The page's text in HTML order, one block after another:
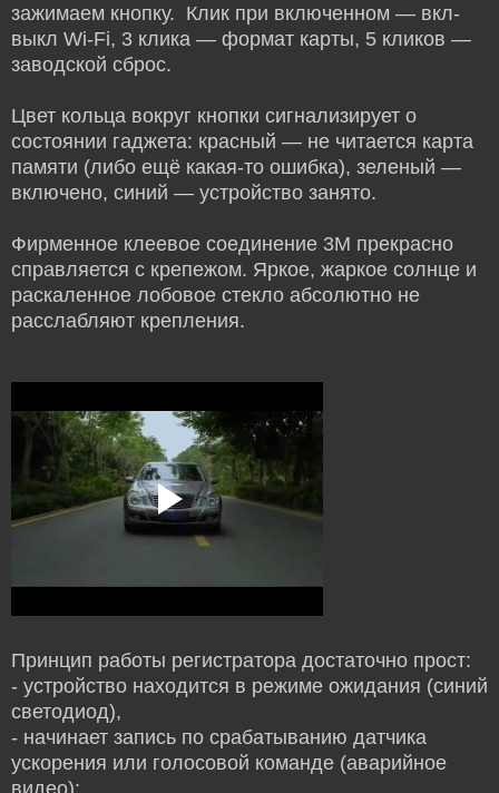
зажимаем кнопку. Клик при включенном — вкл-
выкл Wi-Fi, 3 клика — формат карты, 5 кликов —
заводской сброс.
Цвет кольца вокруг кнопки сигнализирует о
состоянии гаджета: красный — не читается карта
памяти (либо ещё какая-то ошибка), зеленый —
включено, синий — устройство занято.
Фирменное клеевое соединение 3M прекрасно
справляется с крепежом. Яркое, жаркое солнце и
раскаленное лобовое стекло абсолютно не
расслабляют крепления.
Принцип работы регистратора достаточно прост:
- устройство находится в режиме ожидания (синий
светодиод),
- начинает запись по срабатыванию датчика
ускорения или голосовой команде (аварийное
видео);